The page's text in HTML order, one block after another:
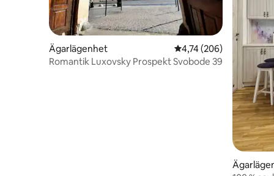
Ägarlägenhet 4,74 av 5 i
4,74 (206)
Romantik Luxovsky Prospekt Svobode 39